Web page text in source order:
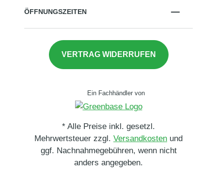
ÖFFNUNGSZEITEN
VERTRAG WIDERRUFEN
Ein Fachhändler von
* Alle Preise inkl. gesetzl.
Mehrwertsteuer zzgl. Versandkosten und
ggf. Nachnahmegebühren, wenn nicht
anders angegeben.